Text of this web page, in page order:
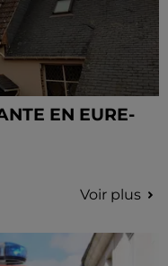
EN EURE-
Voir plus